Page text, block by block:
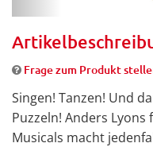
Frage zum Produkt
Singen! Tanzen! Und
Puzzeln! Anders
Musicals macht